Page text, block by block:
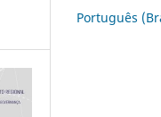
Português